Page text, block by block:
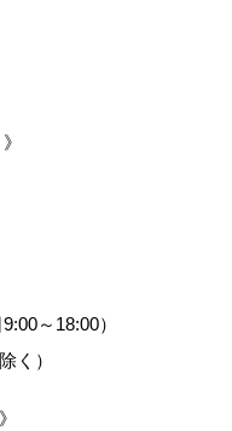
9:00～18:00）
く）